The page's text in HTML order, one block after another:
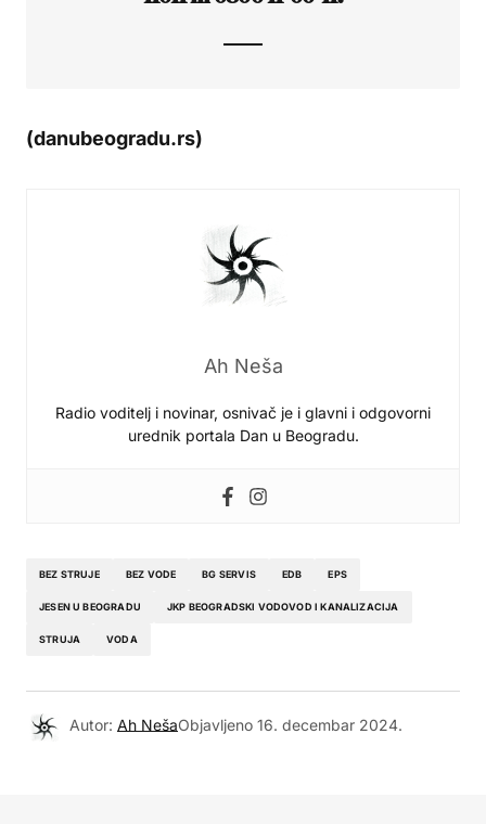
(danubeogradu.rs)
Ah Neša
Radio voditelj i novinar, osnivač je i glavni i odgovorni
urednik portala Dan u Beogradu.
BEZ STRUJE BEZ VODE BG SERVIS EDB EPS
JESEN U BEOGRADU JKP BEOGRADSKI VODOVOD I KANALIZACIJA
STRUJA VODA
Autor: Ah NešaObjavljeno 16. decembar 2024.